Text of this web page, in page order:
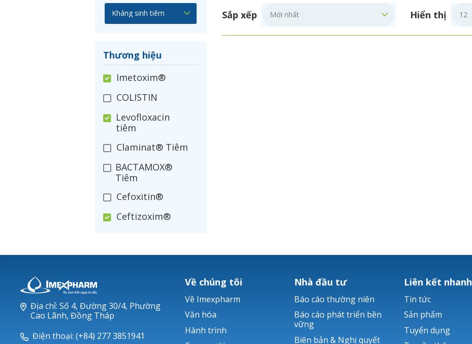
Thương hiệu
Imetoxim®
COLISTIN
Levofloxacin
tiêm
Claminat® Tiêm
BACTAMOX®
Tiêm
Cefoxitin®
Ceftizoxim®
Nerusyn®
Ticarlinat®
Zobacta®
Sắp xếp Hiển thị
Địa chỉ: Số 4, Đường 30/4, Phường
Cao Lãnh, Đồng Tháp
Điện thoại: (+84) 277 3851941
Về chúng tôi
Về Imexpharm
Văn hóa
Hành trình
Nhà đầu tư
Báo cáo thường niên
Báo cáo phát triển bền
vững
Biên bản & Nghị quyết
Liên kết nhanh
Tin tức
Sản phẩm
Tuyển dụng